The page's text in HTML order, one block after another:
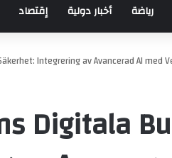
رياضة أخبار دولية إقتصاد
Integrering av Avancerad AI med
Digitala